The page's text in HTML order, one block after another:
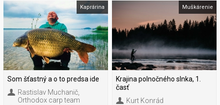
Kaprárina
Som šťastný a o to predsa ide
Rastislav Muchanič,
Orthodox carp team
Muškárenie
Krajina polnočného slnka, 1.
časť
Kurt Konrád